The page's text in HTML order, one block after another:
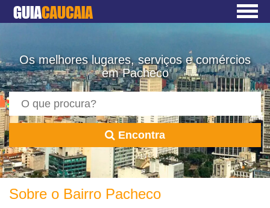
GUIACAUCAIA
Os melhores lugares, serviços e comércios
em Pacheco
Encontra
Sobre o Bairro Pacheco